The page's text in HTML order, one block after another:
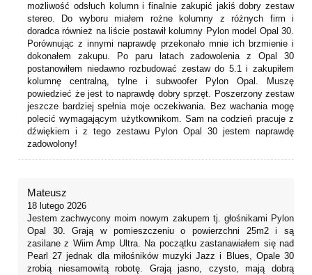
możliwość odsłuch kolumn i finalnie zakupić jakiś dobry zestaw
stereo. Do wyboru miałem rożne kolumny z różnych firm i
doradca również na liście postawił kolumny Pylon model Opal 30.
Porównując z innymi naprawdę przekonało mnie ich brzmienie i
dokonałem zakupu. Po paru latach zadowolenia z Opal 30
postanowiłem niedawno rozbudować zestaw do 5.1 i zakupiłem
kolumnę centralną, tylne i subwoofer Pylon Opal. Muszę
powiedzieć że jest to naprawdę dobry sprzęt. Poszerzony zestaw
jeszcze bardziej spełnia moje oczekiwania. Bez wachania mogę
polecić wymagającym użytkownikom. Sam na codzień pracuje z
dźwiękiem i z tego zestawu Pylon Opal 30 jestem naprawdę
zadowolony!
Mateusz
18 lutego 2026
Jestem zachwycony moim nowym zakupem tj. głośnikami Pylon
Opal 30. Grają w pomieszczeniu o powierzchni 25m2 i są
zasilane z Wiim Amp Ultra. Na początku zastanawiałem się nad
Pearl 27 jednak dla miłośników muzyki Jazz i Blues, Opale 30
zrobią niesamowitą robotę. Grają jasno, czysto, mają dobrą